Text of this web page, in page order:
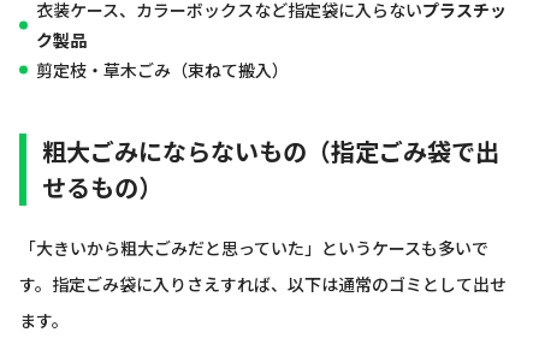
衣装ケース、カラーボックスなど指定袋に入らないプラスチッ
ク製品
剪定枝・草木ごみ（束ねて搬入）
粗大ごみにならないもの（指定ごみ袋で出
せるもの）
「大きいから粗大ごみだと思っていた」というケースも多いで
す。指定ごみ袋に入りさえすれば、以下は通常のゴミとして出せ
ます。